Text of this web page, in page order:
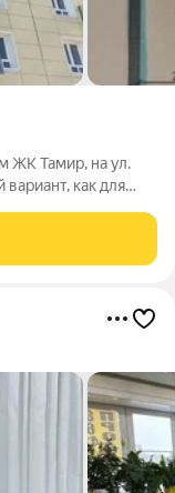
ЖК Тамир, на ул.
как для
2, остановки